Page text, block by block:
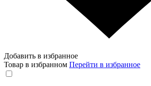
Добавить в избранное
Товар в избранном Перейти в избранное